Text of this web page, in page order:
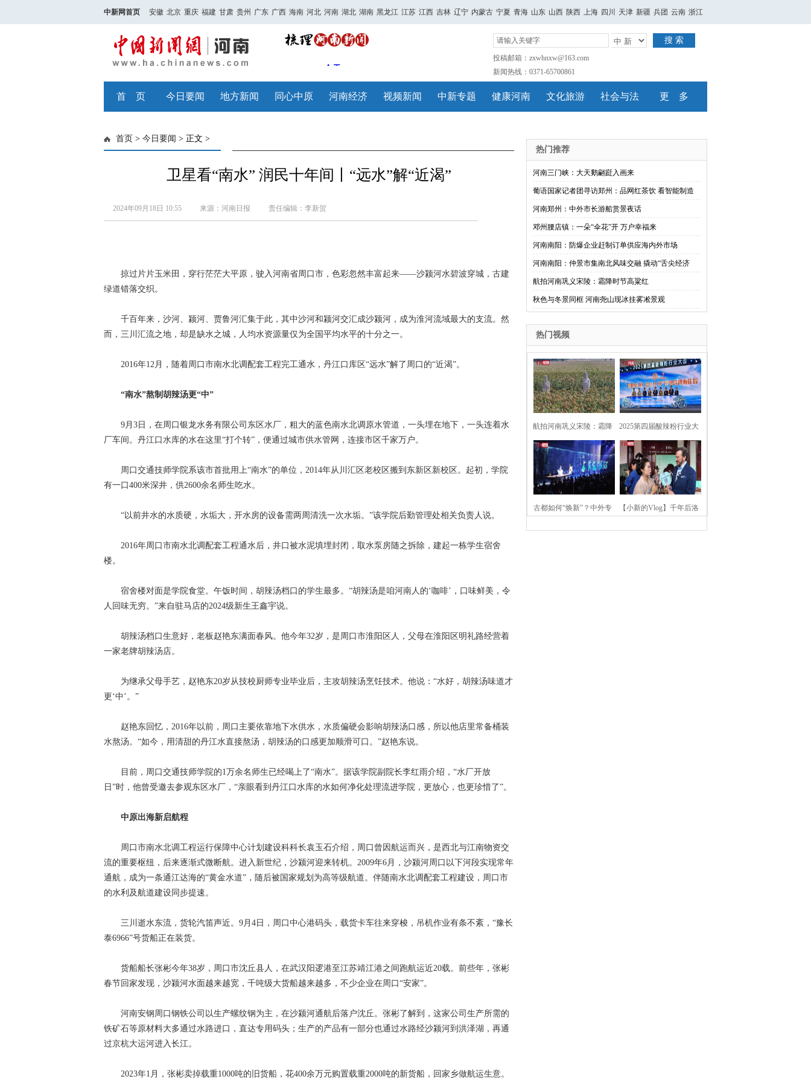
中新网首页 安徽 北京 重庆 福建 甘肃 贵州 广东 广西 海南 河北 河南 湖北 湖南 黑龙江 江苏 江西 吉林 辽宁 内蒙古 宁夏 青海 山东 山西 陕西 上海 四川 天津 新疆 兵团 云南 浙江
搜 索
投稿邮箱：zxwhnxw@163.com
新闻热线：0371-65700861
首 页 今日要闻 地方新闻 同心中原 河南经济 视频新闻 中新专题 健康河南 文化旅游 社会与法 更 多
首页 > 今日要闻 > 正文 >
卫星看“南水” 润民十年间丨“远水”解“近渴”
2024年09月18日 10:55 来源：河南日报 责任编辑：李新贺
掠过片片玉米田，穿行茫茫大平原，驶入河南省周口市，色彩忽然丰富起来——沙颍河水碧波穿城，古建
绿道错落交织。
千百年来，沙河、颍河、贾鲁河汇集于此，其中沙河和颍河交汇成沙颍河，成为淮河流域最大的支流。然
而，三川汇流之地，却是缺水之城，人均水资源量仅为全国平均水平的十分之一。
2016年12月，随着周口市南水北调配套工程完工通水，丹江口库区“远水”解了周口的“近渴”。
“南水”熬制胡辣汤更“中”
9月3日，在周口银龙水务有限公司东区水厂，粗大的蓝色南水北调原水管道，一头埋在地下，一头连着水
厂车间。丹江口水库的水在这里“打个转”，便通过城市供水管网，连接市区千家万户。
周口交通技师学院系该市首批用上“南水”的单位，2014年从川汇区老校区搬到东新区新校区。起初，学院
有一口400米深井，供2600余名师生吃水。
“以前井水的水质硬，水垢大，开水房的设备需两周清洗一次水垢。”该学院后勤管理处相关负责人说。
2016年周口市南水北调配套工程通水后，井口被水泥填埋封闭，取水泵房随之拆除，建起一栋学生宿舍
楼。
宿舍楼对面是学院食堂。午饭时间，胡辣汤档口的学生最多。“胡辣汤是咱河南人的‘咖啡’，口味鲜美，令
人回味无穷。”来自驻马店的2024级新生王鑫宇说。
胡辣汤档口生意好，老板赵艳东满面春风。他今年32岁，是周口市淮阳区人，父母在淮阳区明礼路经营着
一家老牌胡辣汤店。
为继承父母手艺，赵艳东20岁从技校厨师专业毕业后，主攻胡辣汤烹饪技术。他说：“水好，胡辣汤味道才
更‘中’。”
赵艳东回忆，2016年以前，周口主要依靠地下水供水，水质偏硬会影响胡辣汤口感，所以他店里常备桶装
水熬汤。“如今，用清甜的丹江水直接熬汤，胡辣汤的口感更加顺滑可口。”赵艳东说。
目前，周口交通技师学院的1万余名师生已经喝上了“南水”。据该学院副院长李红雨介绍，“水厂开放
日”时，他曾受邀去参观东区水厂，“亲眼看到丹江口水库的水如何净化处理流进学院，更放心，也更珍惜了”。
中原出海新启航程
周口市南水北调工程运行保障中心计划建设科科长袁玉石介绍，周口曾因航运而兴，是西北与江南物资交
流的重要枢纽，后来逐渐式微断航。进入新世纪，沙颍河迎来转机。2009年6月，沙颍河周口以下河段实现常年
通航，成为一条通江达海的“黄金水道”，随后被国家规划为高等级航道。伴随南水北调配套工程建设，周口市
的水利及航道建设同步提速。
三川逝水东流，货轮汽笛声近。9月4日，周口中心港码头，载货卡车往来穿梭，吊机作业有条不紊，“豫长
泰6966”号货船正在装货。
货船船长张彬今年38岁，周口市沈丘县人，在武汉阳逻港至江苏靖江港之间跑航运近20载。前些年，张彬
春节回家发现，沙颍河水面越来越宽，千吨级大货船越来越多，不少企业在周口“安家”。
河南安钢周口钢铁公司以生产螺纹钢为主，在沙颍河通航后落户沈丘。张彬了解到，这家公司生产所需的
铁矿石等原材料大多通过水路进口，直达专用码头；生产的产品有一部分也通过水路经沙颍河到洪泽湖，再通
过京杭大运河进入长江。
2023年1月，张彬卖掉载重1000吨的旧货船，花400余万元购置载重2000吨的新货船，回家乡做航运生意。
热门推荐
河南三门峡：大天鹅翩跹入画来
葡语国家记者团寻访郑州：品网红茶饮 看智能制造
河南郑州：中外市长游船赏景夜话
邓州腰店镇：一朵“伞花”开 万户幸福来
河南南阳：防爆企业赶制订单供应海内外市场
河南南阳：仲景市集南北风味交融 撬动“舌尖经济
航拍河南巩义宋陵：霜降时节高粱红
秋色与冬景同框 河南尧山现冰挂雾凇景观
热门视频
航拍河南巩义宋陵：霜降
时节高粱红
2025第四届酸辣粉行业大
会在河南开封举行
古都如何“焕新”？中外专 【小新的Vlog】千年后洛